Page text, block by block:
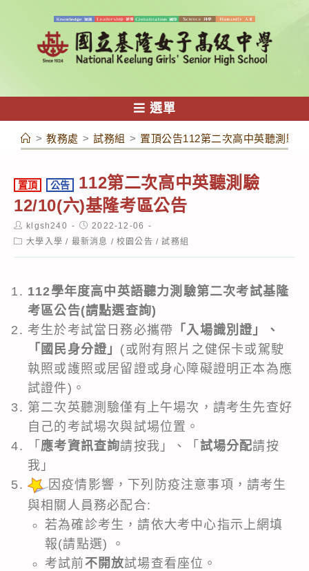
容
選單
> 教務處 > 試務組 > 置頂公告112第二次高中英聽測驗
置頂 公告
112第二次高中英聽測驗
12/10(六)基隆考區公告
Post
author:
klgsh240
Post
published:
2022-12-06
Post大學入學 / 最新消息 / 校園公告 / 試務組
112學年度高中英語聽力測驗第二次考試基隆
考區公告(請點選查詢)
考生於考試當日務必攜帶
「入場識別證」、
「國民身分證」 (或附有照片之健保卡或駕駛
執照或護照或居留證或身心障礙證明正本為應
試證件)。
第二次英聽測驗僅有上午場次，請考生先查好
自己的考試場次與試場位置。
「 應考資訊查詢請按我 」、「 試場分配請按
我」
因疫情影響，下列防疫注意事項，請考生
與相關人員務必配合:
若為確診考生，請依大考中心指示上網填
報(請點選)
。
考試前 不開放試場查看座位。